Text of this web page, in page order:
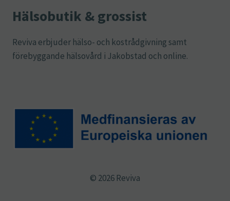
Hälsobutik & grossist
Reviva erbjuder hälso- och kostrådgivning samt
förebyggande hälsovård i Jakobstad och online.
© 2026 Reviva